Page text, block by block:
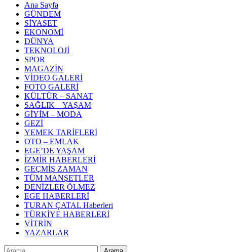
Ana Sayfa
GÜNDEM
SİYASET
EKONOMİ
DÜNYA
TEKNOLOJİ
SPOR
MAGAZİN
VİDEO GALERİ
FOTO GALERİ
KÜLTÜR – SANAT
SAĞLIK – YAŞAM
GİYİM – MODA
GEZİ
YEMEK TARİFLERİ
OTO – EMLAK
EGE’DE YAŞAM
İZMİR HABERLERİ
GEÇMİŞ ZAMAN
TÜM MANŞETLER
DENİZLER ÖLMEZ
EGE HABERLERİ
TURAN ÇATAL Haberleri
TÜRKİYE HABERLERİ
VİTRİN
YAZARLAR